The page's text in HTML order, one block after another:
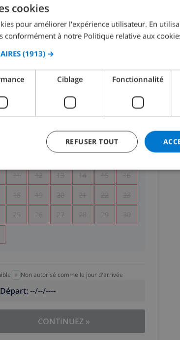
août 2026
6 7 8 9
11 12 13 14 15 16
18 19 20 21 22 23
25 26 27 28 29 30
Non autorisé comme le jour d'arrivée
Départ:--/--/----
CONTINUEZ»
cookies
pour améliorer l'expérience utilisateur. En
conformément à notre Politique relative aux
(1913) →
Ciblage Fonctionnalité
REFUSER TOUT